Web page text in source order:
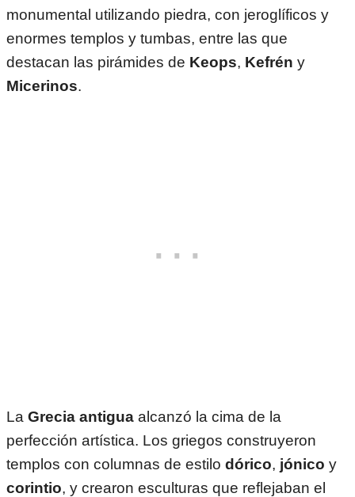
monumental utilizando piedra, con jeroglíficos y
enormes templos y tumbas, entre las que
destacan las pirámides de Keops, Kefrén y
Micerinos.
La Grecia antigua alcanzó la cima de la
perfección artística. Los griegos construyeron
templos con columnas de estilo dórico, jónico y
corintio, y crearon esculturas que reflejaban el